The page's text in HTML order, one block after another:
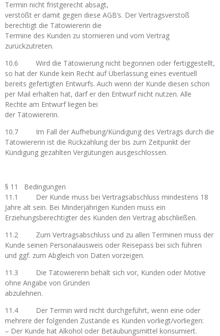
Termin nicht fristgerecht absagt,
verstößt er damit gegen diese AGB‘s. Der Vertragsverstoß
berechtigt die Tätowiererin die
Termine des Kunden zu stornieren und vom Vertrag
zurückzutreten.
10.6 Wird die Tätowierung nicht begonnen oder fertiggestellt,
so hat der Kunde kein Recht auf Überlassung eines eventuell
bereits gefertigten Entwurfs. Auch wenn der Kunde diesen schon
per Mail erhalten hat, darf er den Entwurf nicht nutzen. Alle
Rechte am Entwurf liegen bei
der Tätowiererin.
10.7 Im Fall der Aufhebung/Kündigung des Vertrags durch die
Tätowiererin ist die Rückzahlung der bis zum Zeitpunkt der
Kündigung gezahlten Vergütungen ausgeschlossen.
§ 11 Bedingungen
11.1 Der Kunde muss bei Vertragsabschluss mindestens 18
Jahre alt sein. Bei Minderjährigen Kunden muss ein
Erziehungsberechtigter des Kunden den Vertrag abschließen.
11.2 Zum Vertragsabschluss und zu allen Terminen muss der
Kunde seinen Personalausweis oder Reisepass bei sich führen
und ggf. zum Abgleich von Daten vorzeigen.
11.3 Die Tätowiererin behält sich vor, Kunden oder Motive
ohne Angabe von Gründen
abzulehnen.
11.4 Der Termin wird nicht durchgeführt, wenn eine oder
mehrere der folgenden Zustände es Kunden vorliegt/vorliegen:
– Der Kunde hat Alkohol oder Betäubungsmittel konsumiert.